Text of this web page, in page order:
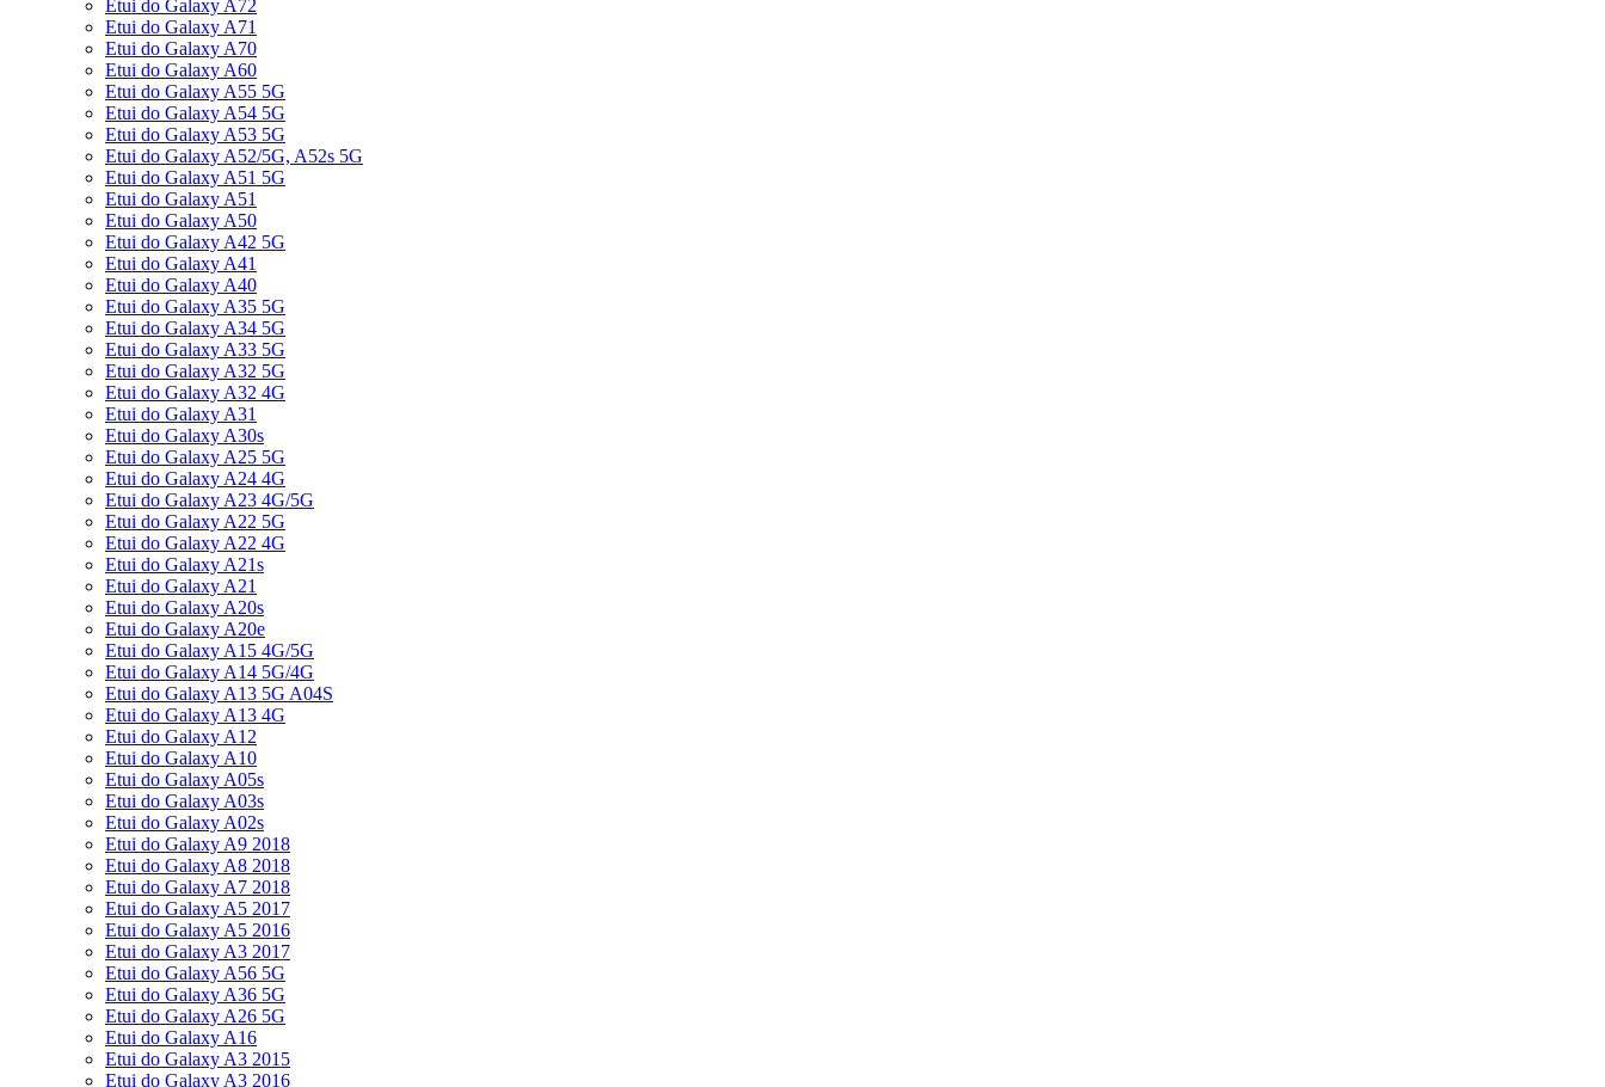
Etui do Galaxy A72
Etui do Galaxy A71
Etui do Galaxy A70
Etui do Galaxy A60
Etui do Galaxy A55 5G
Etui do Galaxy A54 5G
Etui do Galaxy A53 5G
Etui do Galaxy A52/5G, A52s 5G
Etui do Galaxy A51 5G
Etui do Galaxy A51
Etui do Galaxy A50
Etui do Galaxy A42 5G
Etui do Galaxy A41
Etui do Galaxy A40
Etui do Galaxy A35 5G
Etui do Galaxy A34 5G
Etui do Galaxy A33 5G
Etui do Galaxy A32 5G
Etui do Galaxy A32 4G
Etui do Galaxy A31
Etui do Galaxy A30s
Etui do Galaxy A25 5G
Etui do Galaxy A24 4G
Etui do Galaxy A23 4G/5G
Etui do Galaxy A22 5G
Etui do Galaxy A22 4G
Etui do Galaxy A21s
Etui do Galaxy A21
Etui do Galaxy A20s
Etui do Galaxy A20e
Etui do Galaxy A15 4G/5G
Etui do Galaxy A14 5G/4G
Etui do Galaxy A13 5G A04S
Etui do Galaxy A13 4G
Etui do Galaxy A12
Etui do Galaxy A10
Etui do Galaxy A05s
Etui do Galaxy A03s
Etui do Galaxy A02s
Etui do Galaxy A9 2018
Etui do Galaxy A8 2018
Etui do Galaxy A7 2018
Etui do Galaxy A5 2017
Etui do Galaxy A5 2016
Etui do Galaxy A3 2017
Etui do Galaxy A56 5G
Etui do Galaxy A36 5G
Etui do Galaxy A26 5G
Etui do Galaxy A16
Etui do Galaxy A3 2015
Etui do Galaxy A3 2016